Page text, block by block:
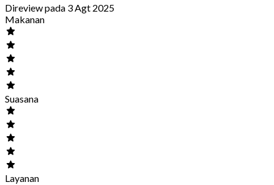
Direview pada 3 Agt 2025
Makanan
Suasana
Layanan